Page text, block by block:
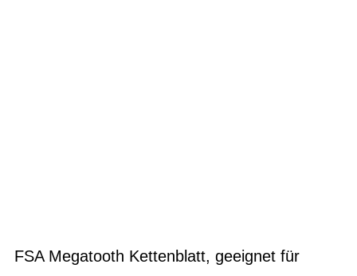
FSA Megatooth Kettenblatt, geeignet für